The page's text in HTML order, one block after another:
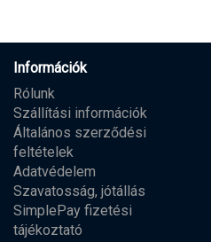
Információk
Rólunk
Szállítási információk
Általános szerződési
feltételek
Adatvédelem
Szavatosság, jótállás
SimplePay fizetési
tájékoztató